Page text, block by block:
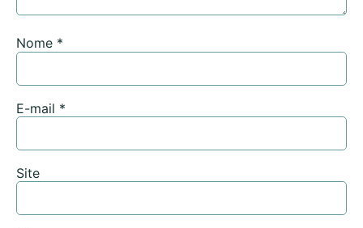
Nome *
E-mail *
Site